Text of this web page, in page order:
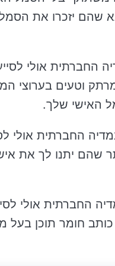
שהם יזכרו את
החברתית אולי
וטעים בערוצי
האישי שלך.
במדיה החברתית
שהם יתנו לך
החברתית אולי
חומר תוכן בעל